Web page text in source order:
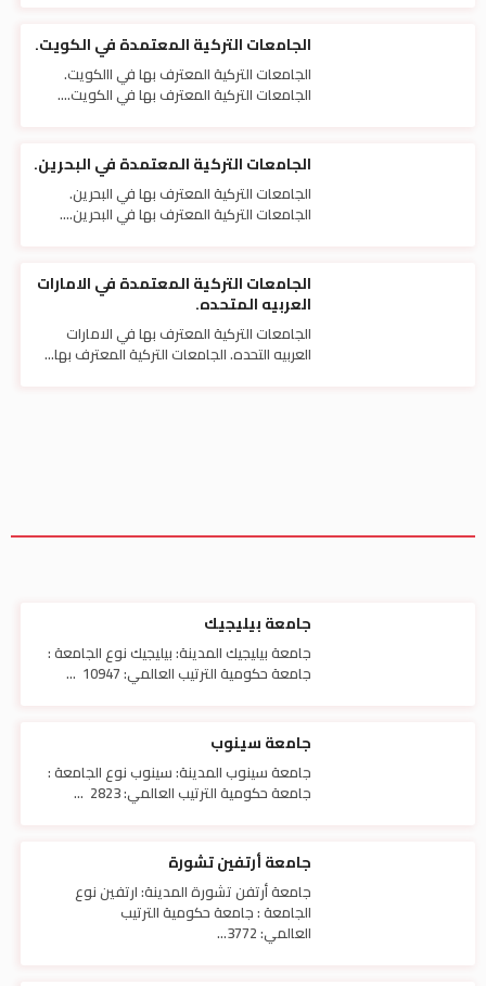
الجامعات التركية المعتمدة في الكويت.
الجامعات التركية المعترف بها في االكويت.
الجامعات التركية المعترف بها في الكويت....
الجامعات التركية المعتمدة في البحرين.
الجامعات التركية المعترف بها في البحرين.
الجامعات التركية المعترف بها في البحرين....
الجامعات التركية المعتمدة في الامارات
العربيه المتحده.
الجامعات التركية المعترف بها في الامارات
العربيه التحده. الجامعات التركية المعترف بها...
جامعة بيليجيك
جامعة بيليجيك المدينة: بيليجيك نوع الجامعة :
جامعة حكومية الترتيب العالمي: 10947 ...
جامعة سينوب
جامعة سينوب المدينة: سينوب نوع الجامعة :
جامعة حكومية الترتيب العالمي: 2823 ...
جامعة أرتفين تشورة
جامعة أرتفن تشورة المدينة: ارتفين نوع
الجامعة : جامعة حكومية الترتيب
العالمي: 3772...